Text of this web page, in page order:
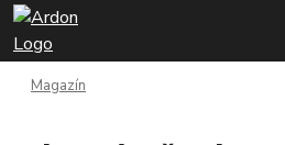
Magazín